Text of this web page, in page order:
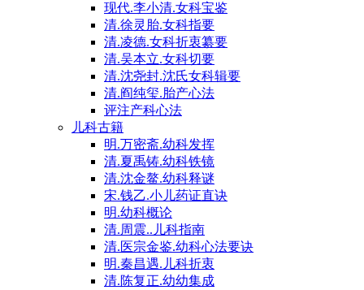
现代.李小清.女科宝鉴
清.徐灵胎.女科指要
清.凌德.女科折衷纂要
清.吴本立.女科切要
清.沈尧封.沈氏女科辑要
清.阎纯玺.胎产心法
评注产科心法
儿科古籍
明.万密斋.幼科发挥
清.夏禹铸.幼科铁镜
清.沈金鳌.幼科释谜
宋.钱乙.小儿药证直诀
明.幼科概论
清.周震..儿科指南
清.医宗金鉴.幼科心法要诀
明.秦昌遇.儿科折衷
清.陈复正.幼幼集成